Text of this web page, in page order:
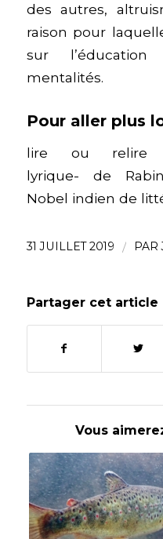
des autres,
raison pour
sur
mentalités.
Pour aller plus
lire ou relire
lyrique- de
Nobel indien de
31 JUILLET 2019 / PAR
Partager cet article
Vous